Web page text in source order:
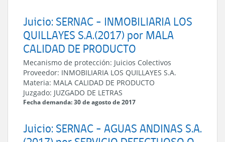
Juicio: SERNAC - INMOBILIARIA LOS
QUILLAYES S.A.(2017) por MALA
CALIDAD DE PRODUCTO
Mecanismo de protección: Juicios Colectivos
Proveedor: INMOBILIARIA LOS QUILLAYES S.A.
Materia: MALA CALIDAD DE PRODUCTO
Juzgado: JUZGADO DE LETRAS
Fecha demanda: 30 de agosto de 2017
Juicio: SERNAC - AGUAS ANDINAS S.A.